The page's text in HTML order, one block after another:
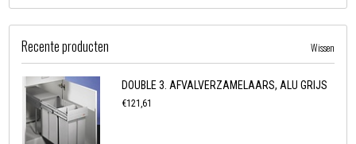
Recente producten Wissen
DOUBLE 3. AFVALVERZAMELAARS, ALU GRIJS
€121,61